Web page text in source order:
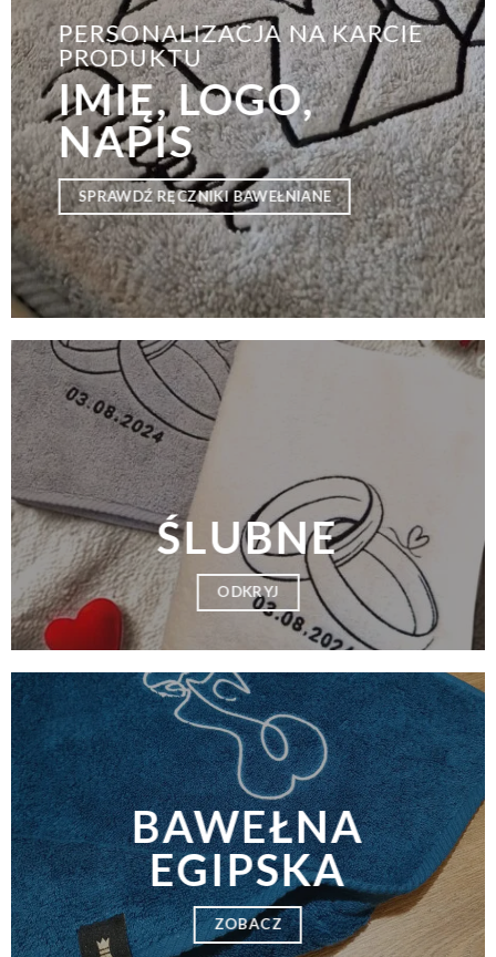
PERSONALIZACJA NA KARCIE
PRODUKTU
IMIĘ, LOGO,
NAPIS
SPRAWDŹ RĘCZNIKI BAWEŁNIANE
ŚLUBNE
ODKRYJ
BAWEŁNA
EGIPSKA
ZOBACZ